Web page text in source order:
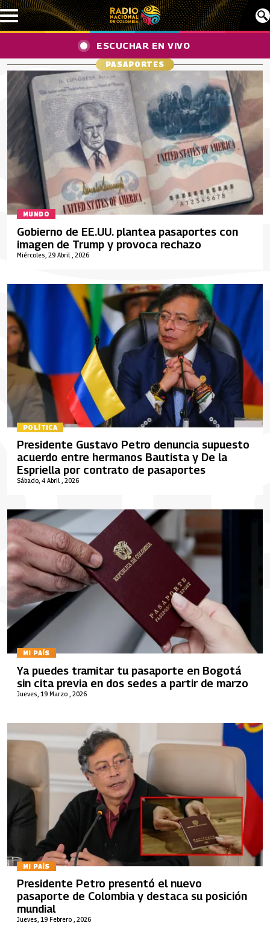
Pasar al contenido principal
ESCUCHAR EN VIVO
PASAPORTES
MUNDO
Miércoles, 29 Abril , 2026
Gobierno de EE.UU. plantea pasaportes con
imagen de Trump y provoca rechazo
POLÍTICA
Sábado, 4 Abril , 2026
Presidente Gustavo Petro denuncia supuesto
acuerdo entre hermanos Bautista y De la
Espriella por contrato de pasaportes
MI PAÍS
Jueves, 19 Marzo , 2026
Ya puedes tramitar tu pasaporte en Bogotá
sin cita previa en dos sedes a partir de marzo
MI PAÍS
Jueves, 19 Febrero , 2026
Presidente Petro presentó el nuevo
pasaporte de Colombia y destaca su posición
mundial